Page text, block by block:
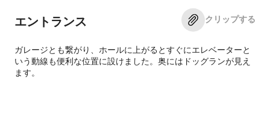
エントランス
ガレージとも繋がり、ホールに上がるとすぐにエレベーターと
いう動線も便利な位置に設けました。奥にはドッグランが見え
ます。
クリップする